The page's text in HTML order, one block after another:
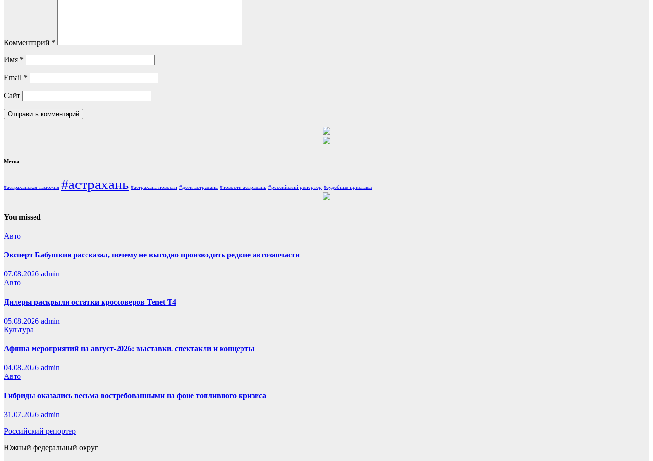
Комментарий *
Имя *
Email *
Сайт
Метки
#астраханская таможня #астрахань #астрахань новости #дети астрахань #новости астрахань #российский репортер #судебные приставы
You missed
Авто
Эксперт Бабушкин рассказал, почему не выгодно производить редкие автозапчасти
07.08.2026 admin
Авто
Дилеры раскрыли остатки кроссоверов Tenet T4
05.08.2026 admin
Культура
Афиша мероприятий на август-2026: выставки, спектакли и концерты
04.08.2026 admin
Авто
Гибриды оказались весьма востребованными на фоне топливного кризиса
31.07.2026 admin
Российский репортер
Южный федеральный округ